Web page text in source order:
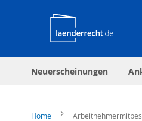
Neuerscheinungen
Home